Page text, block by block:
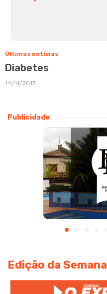
Últimas notícias
Diabetes
14/11/2017
Publicidade
Edição da Semana